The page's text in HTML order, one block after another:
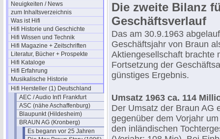
Neuigkeiten / News
zum Inhaltsverzeichnis
Was ist Hifi
Hifi Historie und Geschichte
Hifi Wissen und Technik
Hifi Magazine + Zeitschriften
Literatur, Bücher + Prospekte
Hifi Kataloge
Hifi Erfahrung
Musikalische Historie
Hifi Hersteller (1) Deutschland
AEC / Audio Int'l Frankfurt
ASC (nähe Aschaffenburg)
Blaupunkt (Hildesheim)
BRAUN AG (Kronberg)
Es begann vor 25 Jahren
Die zweite Bilanz
Geschäftsverlauf
Das am 30.9.1963
Geschäftsjahr von Braun
Aktiengesellschaft brachte
Fortsetzung der
günstiges Ergebnis.
Umsatz 1963 ca. 114
Der Umsatz der Braun AG
gegenüber dem Vorjahr
den inländischen